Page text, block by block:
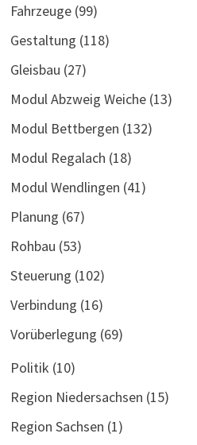
Fahrzeuge(99)
Gestaltung (118)
Gleisbau (27)
Modul Abzweig Weiche(13)
Modul Bettbergen (132)
Modul Regalach (18)
Modul Wendlingen (41)
Planung (67)
Rohbau (53)
Steuerung (102)
Verbindung (16)
Vorüberlegung (69)
Politik (10)
Region Niedersachsen (15)
Region Sachsen (1)